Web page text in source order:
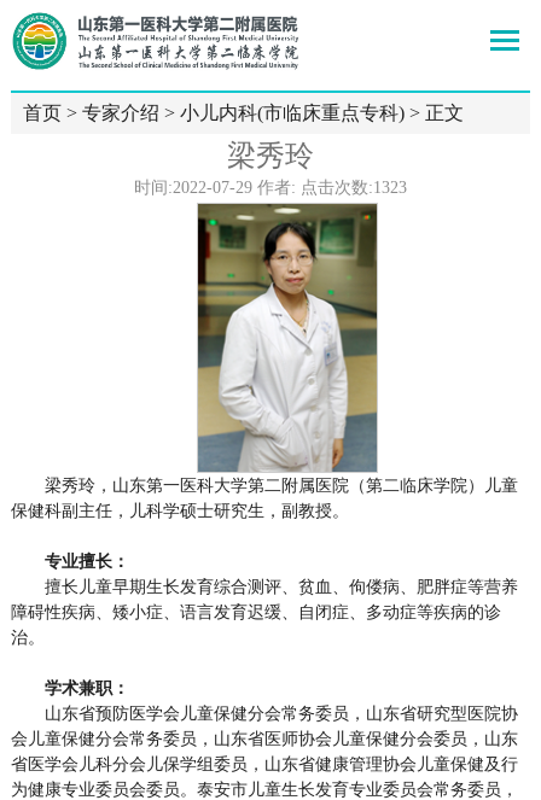
首页> 专家介绍 > 小儿内科(市临床重点专科)> 正文
梁秀玲
时间:2022-07-29 作者: 点击次数:1323
梁秀玲， 山东第一医科大学第二附属医院（第二临床学院）
儿童
保健科副主任， 儿科学硕士研究生，副教授。
专业擅长：
擅长儿童早期生长发育综合测评、贫血、佝偻病、肥胖症等营养
障碍性疾病、矮小症、语言发育迟缓、自闭症、多动症等疾病的诊
治。
学术兼职：
山东省预防医学会儿童保健分会常务委员，山东省研究型医院协
会儿童保健分会常务委员，山东省医师协会儿童保健分会委员，山东
省医学会儿科分会儿保学组委员，山东省健康管理协会儿童保健及行
为健康专业委员会委员。泰安市儿童生长发育专业委员会常务委员，